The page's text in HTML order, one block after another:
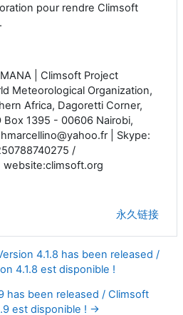
pour rendre Climsoft
| Climsoft Project
Meteorological Organization,
Africa, Dagoretti Corner,
Box 1395 - 00606 Nairobi,
| Skype:
/
website:climsoft.org
永久链接
4.1.8 has been released /
4.1.8 est disponible !
has been released / Climsoft
est disponible ! →